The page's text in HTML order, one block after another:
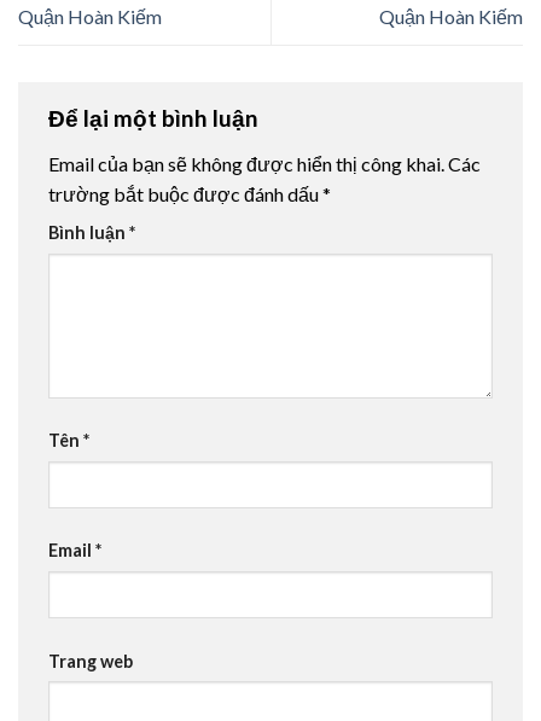
Quận Hoàn Kiếm
Quận Hoàn Kiếm
Để lại một bình luận
Email của bạn sẽ không được hiển thị công khai.Các
trường bắt buộc được đánh dấu*
Bình luận *
Tên *
Email *
Trang web